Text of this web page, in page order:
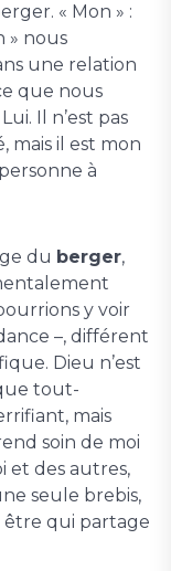
« Mon » :
» nous
une relation
que nous
Il n’est pas
mais il est mon
à
du berger,
y voir
–, différent
Dieu n’est
tout-
mais
soin de moi
et des autres,
seule brebis,
être qui partage